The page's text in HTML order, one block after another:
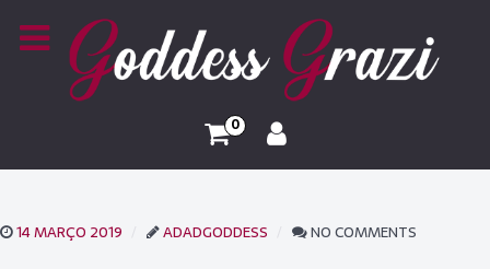
0
14 MARÇO 2019 ADADGODDESS NO COMMENTS